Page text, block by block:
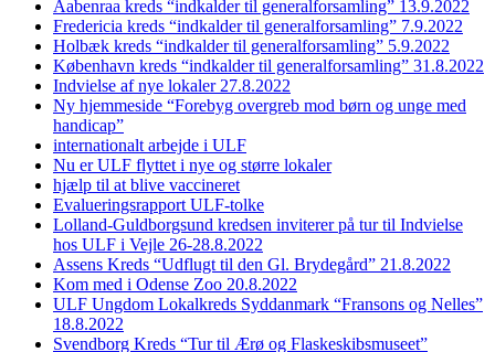
Aabenraa kreds “indkalder til generalforsamling” 13.9.2022
Fredericia kreds “indkalder til generalforsamling” 7.9.2022
Holbæk kreds “indkalder til generalforsamling” 5.9.2022
København kreds “indkalder til generalforsamling” 31.8.2022
Indvielse af nye lokaler 27.8.2022
Ny hjemmeside “Forebyg overgreb mod børn og unge med
handicap”
internationalt arbejde i ULF
Nu er ULF flyttet i nye og større lokaler
hjælp til at blive vaccineret
Evalueringsrapport ULF-tolke
Lolland-Guldborgsund kredsen inviterer på tur til Indvielse
hos ULF i Vejle 26-28.8.2022
Assens Kreds “Udflugt til den Gl. Brydegård” 21.8.2022
Kom med i Odense Zoo 20.8.2022
ULF Ungdom Lokalkreds Syddanmark “Fransons og Nelles”
18.8.2022
Svendborg Kreds “Tur til Ærø og Flaskeskibsmuseet”